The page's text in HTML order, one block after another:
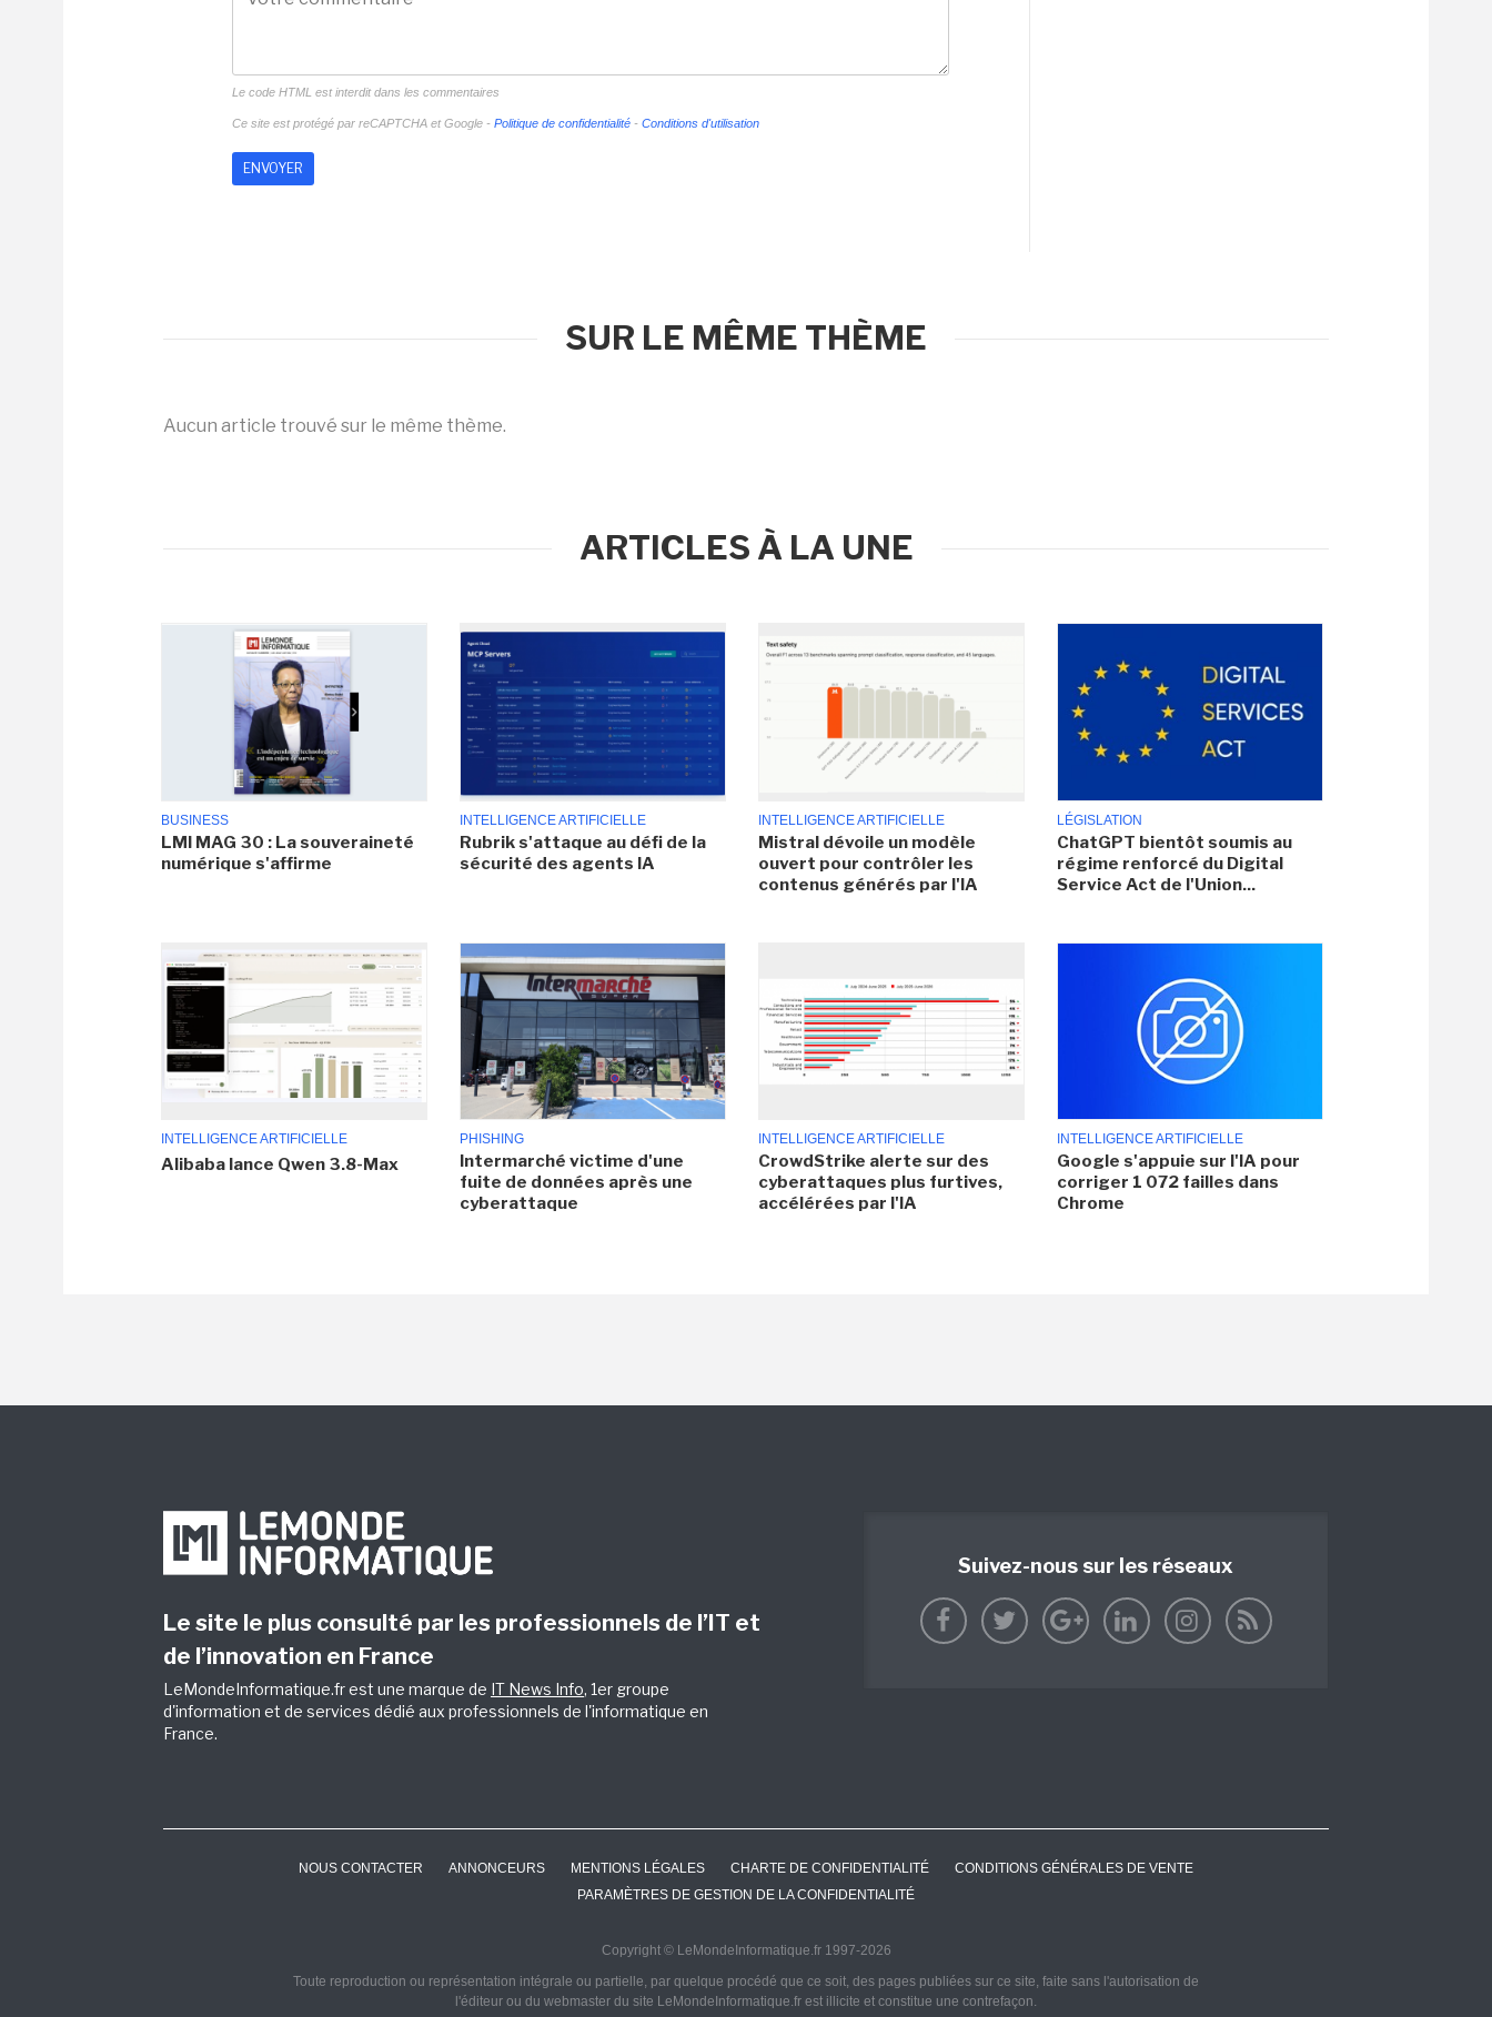
Le code HTML est interdit dans les commentaires
Ce site est protégé par reCAPTCHA et Google - Politique de confidentialité - Conditions d'utilisation
SUR LE MÊME THÈME
Aucun article trouvé sur le même thème.
ARTICLES À LA UNE
BUSINESS
LMI MAG 30 : La souveraineté
numérique s'affirme
INTELLIGENCE ARTIFICIELLE
Rubrik s'attaque au défi de la
sécurité des agents IA
INTELLIGENCE ARTIFICIELLE
Mistral dévoile un modèle
ouvert pour contrôler les
contenus générés par l'IA
LÉGISLATION
ChatGPT bientôt soumis au
régime renforcé du Digital
Service Act de l'Union...
INTELLIGENCE ARTIFICIELLE
Alibaba lance Qwen 3.8-Max
PHISHING
Intermarché victime d'une
fuite de données après une
cyberattaque
INTELLIGENCE ARTIFICIELLE
CrowdStrike alerte sur des
cyberattaques plus furtives,
accélérées par l'IA
INTELLIGENCE ARTIFICIELLE
Google s'appuie sur l'IA pour
corriger 1 072 failles dans
Chrome
Le site le plus consulté par les professionnels de l’IT et
de l’innovation en France
LeMondeInformatique.fr est une marque de IT News Info, 1er groupe
d'information et de services dédié aux professionnels de l'informatique en
France.
Suivez-nous sur les réseaux
NOUS CONTACTER ANNONCEURS MENTIONS LÉGALES CHARTE DE CONFIDENTIALITÉ
CONDITIONS GÉNÉRALES DE VENTE
PARAMÈTRES DE GESTION DE LA CONFIDENTIALITÉ
Copyright © LeMondeInformatique.fr 1997-2026
Toute reproduction ou représentation intégrale ou partielle, par quelque procédé que ce soit, des pages publiées sur ce site, faite sans l'autorisation de
l'éditeur ou du webmaster du site LeMondeInformatique.fr est illicite et constitue une contrefaçon.